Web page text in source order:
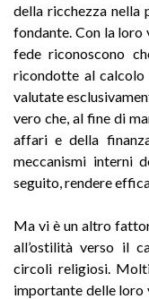
della ricchezza nella
fondante. Con la loro
fede riconoscono
ricondotte al
valutate
vero che, al fine di
affari e della
meccanismi interni
seguito, rendere
Ma vi è un altro
all’ostilità verso il
circoli religiosi.
importante delle loro